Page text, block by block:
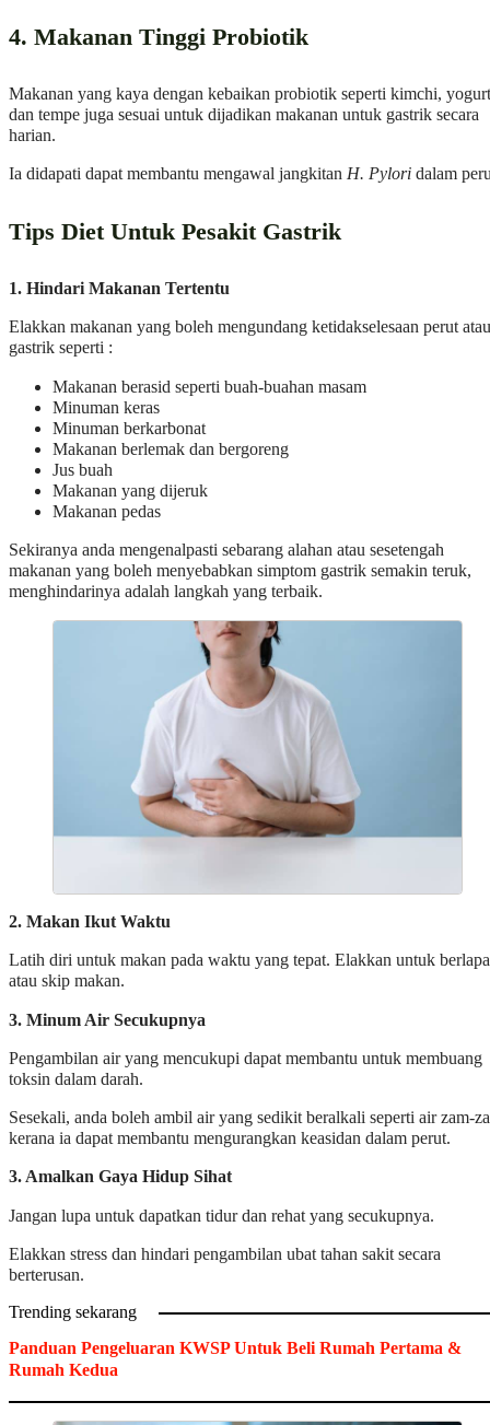
4. Makanan Tinggi Probiotik
Makanan yang kaya dengan kebaikan probiotik seperti kimchi, yogurt
dan tempe juga sesuai untuk dijadikan makanan untuk gastrik secara
harian.
Ia didapati dapat membantu mengawal jangkitan H. Pylori dalam
Tips Diet Untuk Pesakit Gastrik
1. Hindari Makanan Tertentu
Elakkan makanan yang boleh mengundang ketidakselesaan perut atau
gastrik seperti :
Makanan berasid seperti buah-buahan masam
Minuman keras
Minuman berkarbonat
Makanan berlemak dan bergoreng
Jus buah
Makanan yang dijeruk
Makanan pedas
Sekiranya anda mengenalpasti sebarang alahan atau sesetengah
makanan yang boleh menyebabkan simptom gastrik semakin teruk,
menghindarinya adalah langkah yang terbaik.
2. Makan Ikut Waktu
Latih diri untuk makan pada waktu yang tepat. Elakkan untuk
atau skip makan.
3. Minum Air Secukupnya
Pengambilan air yang mencukupi dapat membantu untuk membuang
toksin dalam darah.
Sesekali, anda boleh ambil air yang sedikit beralkali seperti air zam-
kerana ia dapat membantu mengurangkan keasidan dalam perut.
3. Amalkan Gaya Hidup Sihat
Jangan lupa untuk dapatkan tidur dan rehat yang secukupnya.
Elakkan stress dan hindari pengambilan ubat tahan sakit secara
berterusan.
Trending sekarang
Panduan Pengeluaran KWSP Untuk Beli Rumah Pertama &
Rumah Kedua